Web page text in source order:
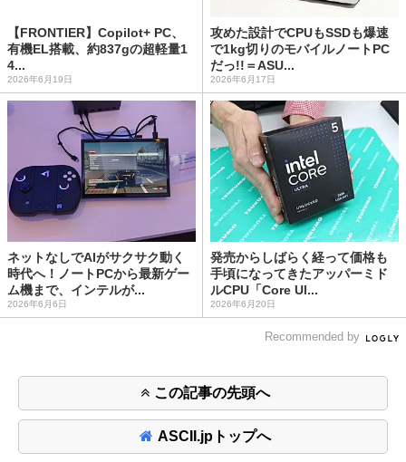
【FRONTIER】Copilot+ PC、
有機EL搭載、約837gの超軽量1
4...
2026年6月19日
攻めた設計でCPUもSSDも爆速
で1kg切りのモバイルノートPC
だっ!!＝ASU...
2026年6月17日
ネットなしでAIがサクサク動く
時代へ！ノートPCから最新ゲー
ム機まで、インテルが...
2026年6月6日
発売からしばらく経って価格も
手頃になってきたアッパーミド
ルCPU「Core Ul...
2026年6月20日
Recommended by
この記事の先頭へ
ASCII.jpトップへ